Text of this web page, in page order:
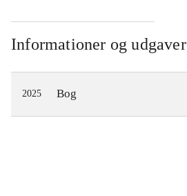
Informationer og udgaver
2025 Bog